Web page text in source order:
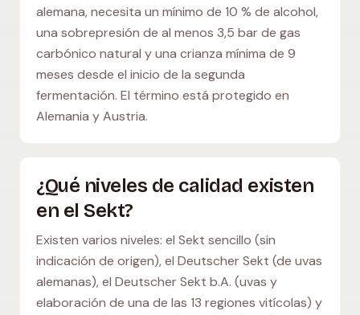
alemana, necesita un mínimo de 10 % de alcohol,
una sobrepresión de al menos 3,5 bar de gas
carbónico natural y una crianza mínima de 9
meses desde el inicio de la segunda
fermentación. El término está protegido en
Alemania y Austria.
¿Qué niveles de calidad existen
en el Sekt?
Existen varios niveles: el Sekt sencillo (sin
indicación de origen), el Deutscher Sekt (de uvas
alemanas), el Deutscher Sekt b.A. (uvas y
elaboración de una de las 13 regiones vitícolas) y